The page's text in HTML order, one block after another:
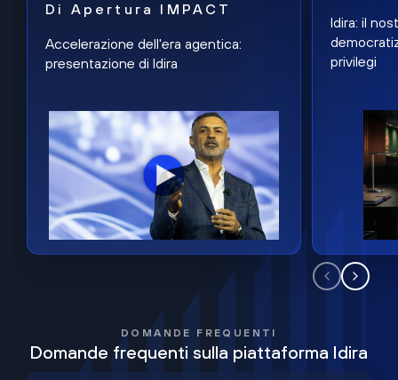
Di Apertura IMPACT
Accelerazione dell'era agentica:
presentazione di Idira
Idira: il
privilegi
DOMANDE FREQUENTI
Domande frequenti sulla piattaforma Idira